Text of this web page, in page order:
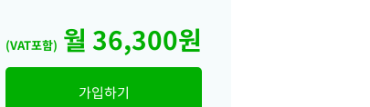
(VAT포함) 월 36,300원
가입하기